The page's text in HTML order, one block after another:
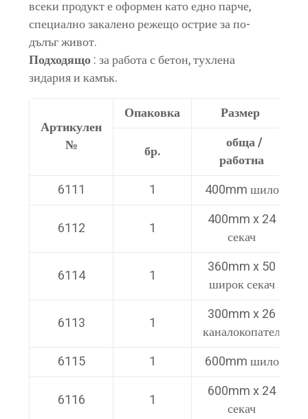
всеки продукт е оформен като едно парче,
специално закалено режещо острие за по-
дълъг живот.
Подходящо: за работа с бетон, тухлена
зидария и камък.
Артикулен
№
Опаковка Размер
бр.
обща /
работна
6111
1 400mm шило
6112 1
400mm x 24
секач
6114 1
360mm x 50
широк секач
6113 1
300mm x 26
каналокопател
6115
1 600mm шило
6116 1
600mm x 24
секач